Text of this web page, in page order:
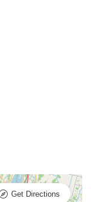
Get Directions